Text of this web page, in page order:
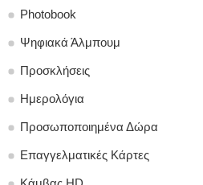
Photobook
Ψηφιακά Άλμπουμ
Προσκλήσεις
Ημερολόγια
Προσωποποιημένα Δώρα
Επαγγελματικές Κάρτες